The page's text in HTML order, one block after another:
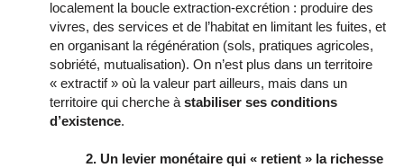
localement la boucle extraction-excrétion : produire des
vivres, des services et de l’habitat en limitant les fuites, et
en organisant la régénération (sols, pratiques agricoles,
sobriété, mutualisation). On n’est plus dans un territoire
« extractif » où la valeur part ailleurs, mais dans un
territoire qui cherche à stabiliser ses conditions
d’existence.
2. Un levier monétaire qui « retient » la richesse